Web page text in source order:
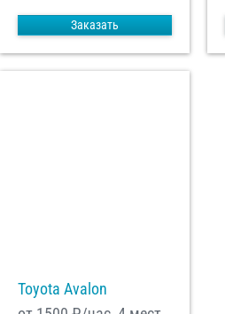
Заказать
Toyota Avalon